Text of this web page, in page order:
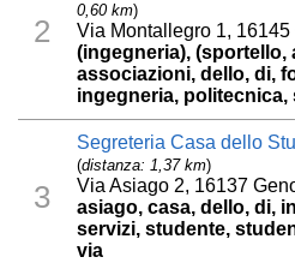
2
0,60 km)
Via Montallegro 1, 16145
(ingegneria), (sportello,
associazioni, dello, di,
ingegneria,
3
Segreteria Casa dello
(distanza: 1,37 km)
Via Asiago 2, 16137
asiago, casa, dello, di,
servizi, studente,
via